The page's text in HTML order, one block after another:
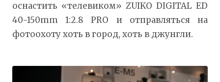
оснастить «телевиком» ZUIKO DIGITAL ED
40-150mm 1:2.8 PRO и отправляться на
фотоохоту хоть в город, хоть в джунгли.